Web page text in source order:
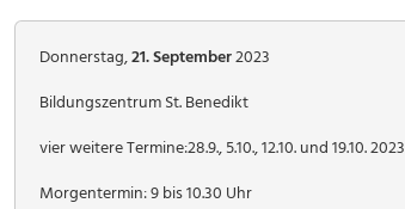
Donnerstag,21. September2023
Bildungszentrum St. Benedikt
vier weitere Termine:28.9., 5.10., 12.10. und 19.10. 2023
Morgentermin: 9 bis 10.30 Uhr